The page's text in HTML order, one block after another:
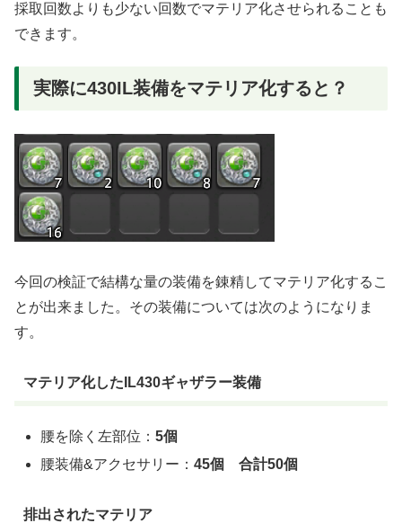
採取回数よりも少ない回数でマテリア化させられることも
できます。
実際に430IL装備をマテリア化すると？
今回の検証で結構な量の装備を錬精してマテリア化するこ
とが出来ました。その装備については次のようになりま
す。
マテリア化したIL430ギャザラー装備
腰を除く左部位：5個
腰装備&アクセサリー：45個 合計50個
排出されたマテリア